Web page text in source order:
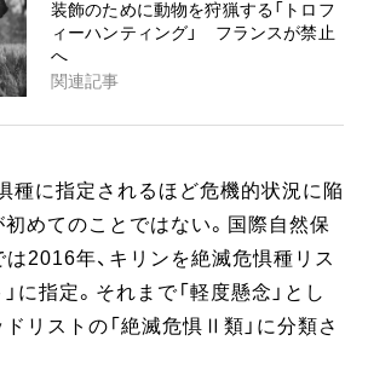
装飾のために動物を狩猟する「トロフ
ィーハンティング」 フランスが禁止
へ
関連記事
種に指定されるほど危機的状況に陥
初めてのことではない。国際自然保
は2016年、キリンを絶滅危惧種リス
に指定。それまで「軽度懸念」とし
ドリストの「絶滅危惧Ⅱ類」に分類さ